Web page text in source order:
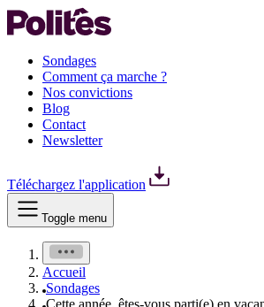
Sondages
Comment ça marche ?
Nos convictions
Blog
Contact
Newsletter
Téléchargez l'application
Toggle menu
Accueil
Sondages
Cette année, êtes-vous parti(e) en